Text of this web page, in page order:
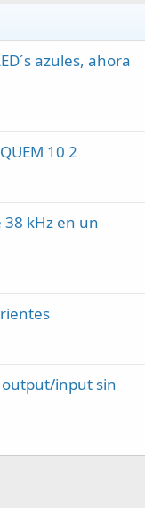
azules, ahora
10 2
kHz en un
input sin